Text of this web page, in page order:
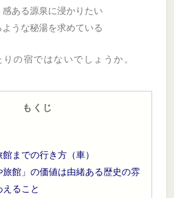
ある源泉に浸かりたい
うな秘湯を求めている
の宿ではないでしょうか。
もくじ
までの行き方（車）
旅館」の価値は由緒ある歴史の雰
ること